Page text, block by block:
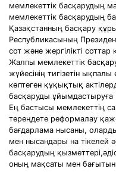
мемлекеттік басқарудың
мемлекеттік басқарудың
Қазақстанның басқару
Республикасының
сот және жергілікті
Жалпы мемлекеттік
жүйесінің тигізетін
көптеген құқықтық
басқаруды ұйымдастыруға
Ең бастысы мемлекеттің
тереңдете реформалау
бағдарлама нысаны,
мен нысандары на тікелей
басқарудың
оның мақсаты мен бағытын